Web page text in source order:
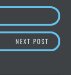
NEXT POST